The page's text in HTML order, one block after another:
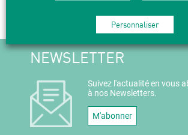
NEWSLETTER
Suivez l'actualité en vous
à nos Newsletters.
M'abonner
Personnaliser